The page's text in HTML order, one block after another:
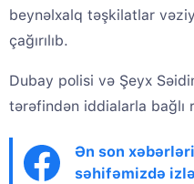
beynəlxalq təşkilatlar
çağırılıb.
Dubay polisi və Şeyx
tərəfindən iddialarla bağlı
Ən son
səhifəmizdə